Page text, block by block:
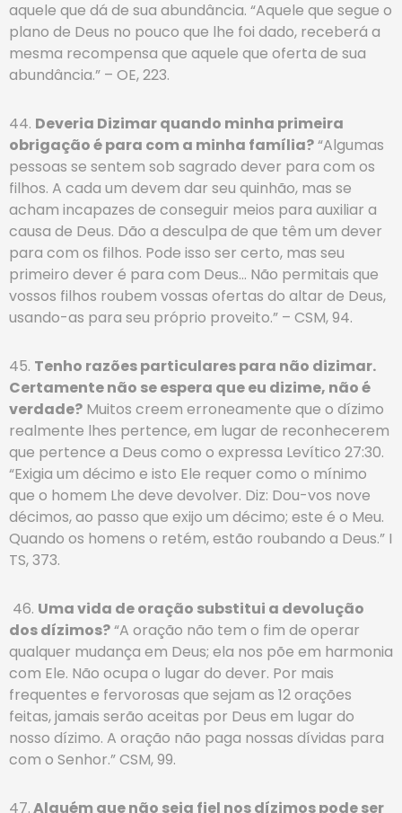
aquele que dá de sua abundância. “Aquele que segue o
plano de Deus no pouco que lhe foi dado, receberá a
mesma recompensa que aquele que oferta de sua
abundância.” – OE, 223.
44. Deveria Dizimar quando minha primeira
obrigação é para com a minha família?“Algumas
pessoas se sentem sob sagrado dever para com os
filhos. A cada um devem dar seu quinhão, mas se
acham incapazes de conseguir meios para auxiliar a
causa de Deus. Dão a desculpa de que têm um dever
para com os filhos. Pode isso ser certo, mas seu
primeiro dever é para com Deus… Não permitais que
vossos filhos roubem vossas ofertas do altar de Deus,
usando-as para seu próprio proveito.” – CSM, 94.
45. Tenho razões particulares para não dizimar.
Certamente não se espera que eu dizime, não é
verdade? Muitos creem erroneamente que o dízimo
realmente lhes pertence, em lugar de reconhecerem
que pertence a Deus como o expressa Levítico 27:30.
“Exigia um décimo e isto Ele requer como o mínimo
que o homem Lhe deve devolver. Diz: Dou-vos nove
décimos, ao passo que exijo um décimo; este é o Meu.
Quando os homens o retém, estão roubando a Deus.” I
TS, 373.
46. Uma vida de oração substitui a devolução
dos dízimos?“A oração não tem o fim de operar
qualquer mudança em Deus; ela nos põe em harmonia
com Ele. Não ocupa o lugar do dever. Por mais
frequentes e fervorosas que sejam as 12 orações
feitas, jamais serão aceitas por Deus em lugar do
nosso dízimo. A oração não paga nossas dívidas para
com o Senhor.” CSM, 99.
47.Alguém que não seja fiel nos dízimos pode ser